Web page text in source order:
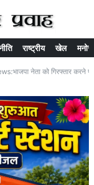
राष्ट्रीय खेल
नेता को गिरफ्तार करने